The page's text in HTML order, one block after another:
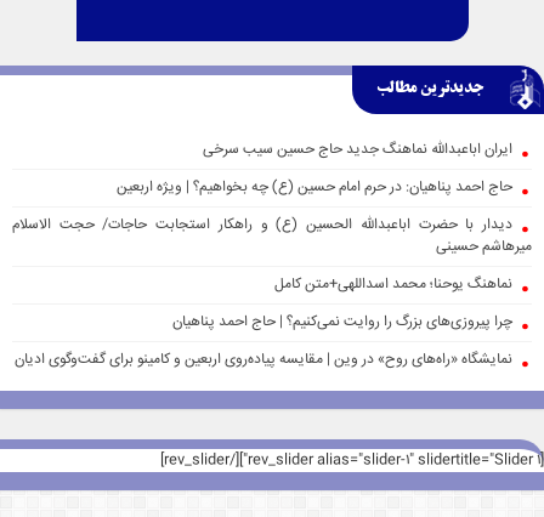
جدیدترین مطالب
ایران اباعبدالله نماهنگ جدید حاج حسین سیب سرخی
حاج احمد پناهیان: در حرم امام حسین (ع) چه بخواهیم؟ | ویژه اربعین
دیدار با حضرت اباعبدالله الحسین (ع) و راهکار استجابت حاجات/ حجت الاسلام
میرهاشم حسینی
نماهنگ یوحنا؛ محمد اسداللهی+متن کامل
چرا پیروزی‌های بزرگ را روایت نمی‌کنیم؟ | حاج احمد پناهیان
نمایشگاه «راه‌های روح» در وین | مقایسه پیاده‌روی اربعین و کامینو برای گفت‌وگوی ادیان
[rev_slider alias="slider-1" slidertitle="Slider 1"][/rev_slider]